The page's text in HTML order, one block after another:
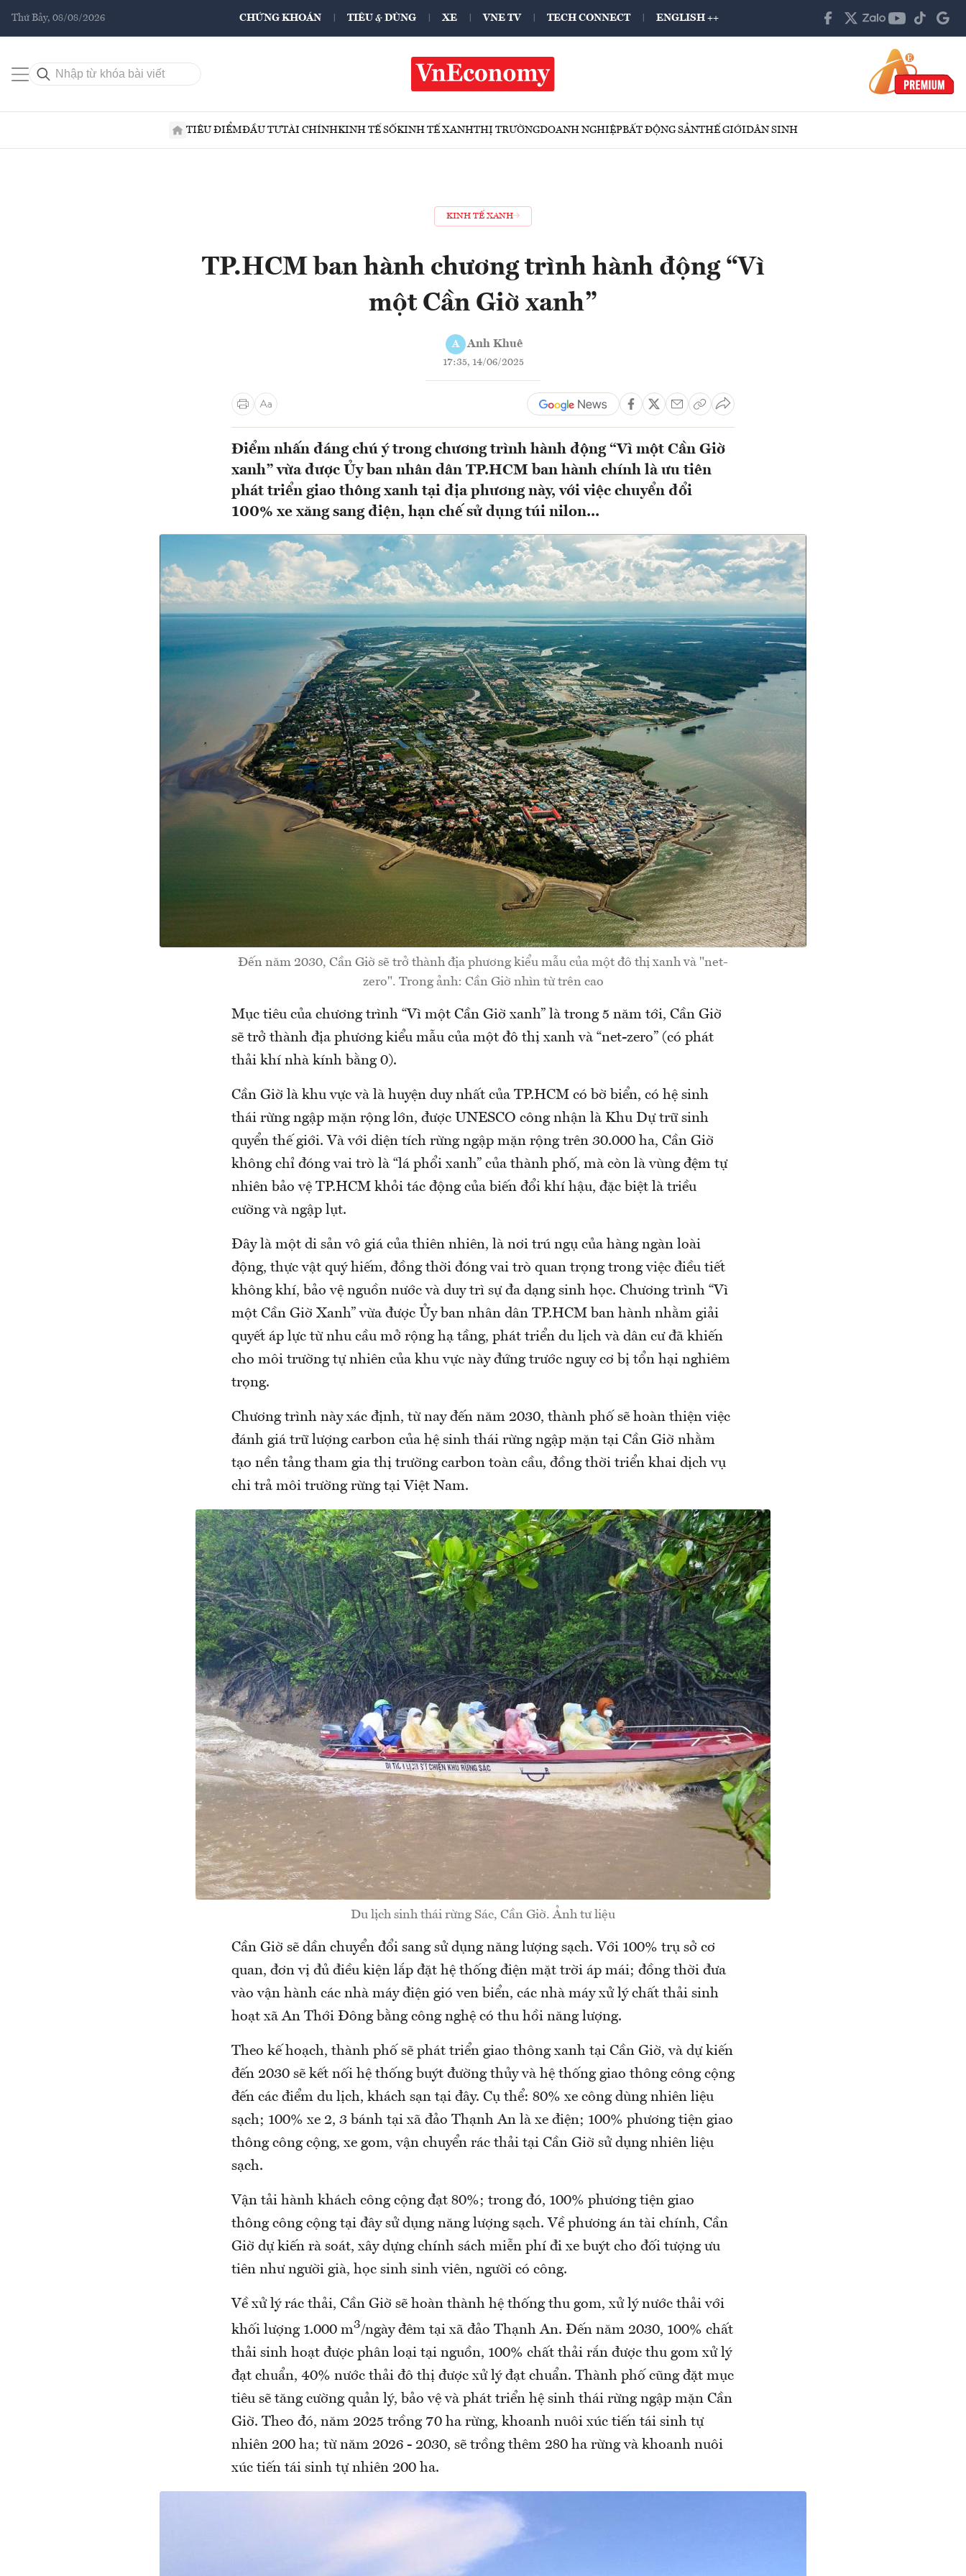
Thứ Bảy, 08/08/2026 CHỨNG KHOÁN TIÊU & DÙNG XE VNE TV TECH CONNECT ENGLISH ++
TIÊU ĐIỂMĐẦU TƯTÀI CHÍNHKINH TẾ SỐKINH TẾ XANHTHỊ TRƯỜNGDOANH NGHIỆPBẤT ĐỘNG SẢNTHẾ GIỚIDÂN SINH
KINH TẾ XANH
TP.HCM ban hành chương trình hành động “Vì
một Cần Giờ xanh”
A Anh Khuê
17:35, 14/06/2025
Điểm nhấn đáng chú ý trong chương trình hành động “Vì một Cần Giờ
xanh” vừa được Ủy ban nhân dân TP.HCM ban hành chính là ưu tiên
phát triển giao thông xanh tại địa phương này, với việc chuyển đổi
100% xe xăng sang điện, hạn chế sử dụng túi nilon...
Đến năm 2030, Cần Giờ sẽ trở thành địa phương kiểu mẫu của một đô thị xanh và "net-
zero". Trong ảnh: Cần Giờ nhìn từ trên cao
Mục tiêu của chương trình “Vì một Cần Giờ xanh” là trong 5 năm tới, Cần Giờ
sẽ trở thành địa phương kiểu mẫu của một đô thị xanh và “net-zero” (có phát
thải khí nhà kính bằng 0).
Cần Giờ là khu vực và là huyện duy nhất của TP.HCM có bờ biển, có hệ sinh
thái rừng ngập mặn rộng lớn, được UNESCO công nhận là Khu Dự trữ sinh
quyển thế giới. Và với diện tích rừng ngập mặn rộng trên 30.000 ha, Cần Giờ
không chỉ đóng vai trò là “lá phổi xanh” của thành phố, mà còn là vùng đệm tự
nhiên bảo vệ TP.HCM khỏi tác động của biến đổi khí hậu, đặc biệt là triều
cường và ngập lụt.
Đây là một di sản vô giá của thiên nhiên, là nơi trú ngụ của hàng ngàn loài
động, thực vật quý hiếm, đồng thời đóng vai trò quan trọng trong việc điều tiết
không khí, bảo vệ nguồn nước và duy trì sự đa dạng sinh học. Chương trình “Vì
một Cần Giờ Xanh” vừa được Ủy ban nhân dân TP.HCM ban hành nhằm giải
quyết áp lực từ nhu cầu mở rộng hạ tầng, phát triển du lịch và dân cư đã khiến
cho môi trường tự nhiên của khu vực này đứng trước nguy cơ bị tổn hại nghiêm
trọng.
Chương trình này xác định, từ nay đến năm 2030, thành phố sẽ hoàn thiện việc
đánh giá trữ lượng carbon của hệ sinh thái rừng ngập mặn tại Cần Giờ nhằm
tạo nền tảng tham gia thị trường carbon toàn cầu, đồng thời triển khai dịch vụ
chi trả môi trường rừng tại Việt Nam.
Du lịch sinh thái rừng Sác, Cần Giờ. Ảnh tư liệu
Cần Giờ sẽ dần chuyển đổi sang sử dụng năng lượng sạch. Với 100% trụ sở cơ
quan, đơn vị đủ điều kiện lắp đặt hệ thống điện mặt trời áp mái; đồng thời đưa
vào vận hành các nhà máy điện gió ven biển, các nhà máy xử lý chất thải sinh
hoạt xã An Thới Đông bằng công nghệ có thu hồi năng lượng.
Theo kế hoạch, thành phố sẽ phát triển giao thông xanh tại Cần Giờ, và dự kiến
đến 2030 sẽ kết nối hệ thống buýt đường thủy và hệ thống giao thông công cộng
đến các điểm du lịch, khách sạn tại đây. Cụ thể: 80% xe công dùng nhiên liệu
sạch; 100% xe 2, 3 bánh tại xã đảo Thạnh An là xe điện; 100% phương tiện giao
thông công cộng, xe gom, vận chuyển rác thải tại Cần Giờ sử dụng nhiên liệu
sạch.
Vận tải hành khách công cộng đạt 80%; trong đó, 100% phương tiện giao
thông công cộng tại đây sử dụng năng lượng sạch. Về phương án tài chính, Cần
Giờ dự kiến rà soát, xây dựng chính sách miễn phí đi xe buýt cho đối tượng ưu
tiên như người già, học sinh sinh viên, người có công.
Về xử lý rác thải, Cần Giờ sẽ hoàn thành hệ thống thu gom, xử lý nước thải với
khối lượng 1.000 m3/ngày đêm tại xã đảo Thạnh An. Đến năm 2030, 100% chất
thải sinh hoạt được phân loại tại nguồn, 100% chất thải rắn được thu gom xử lý
đạt chuẩn, 40% nước thải đô thị được xử lý đạt chuẩn. Thành phố cũng đặt mục
tiêu sẽ tăng cường quản lý, bảo vệ và phát triển hệ sinh thái rừng ngập mặn Cần
Giờ. Theo đó, năm 2025 trồng 70 ha rừng, khoanh nuôi xúc tiến tái sinh tự
nhiên 200 ha; từ năm 2026 - 2030, sẽ trồng thêm 280 ha rừng và khoanh nuôi
xúc tiến tái sinh tự nhiên 200 ha.